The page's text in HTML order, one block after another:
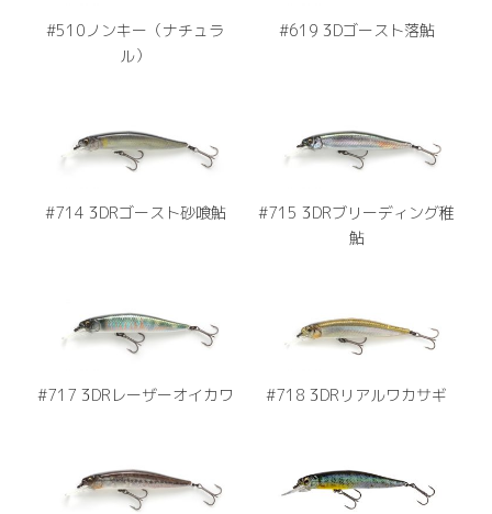
#510ノンキー（ナチュラ
ル）
#619 3Dゴースト落鮎
#714 3DRゴースト砂喰鮎
#715 3DRブリーディング稚
鮎
#717 3DRレーザーオイカワ #718 3DRリアルワカサギ